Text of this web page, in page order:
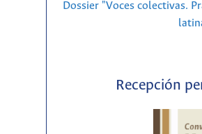
Dossier "Voces colectivas.
Recepción